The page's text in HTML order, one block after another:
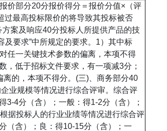
价部分20分报价得分＝报价分值×（评
过最高投标限价的将导致其投标被否
案及响应40分投标人所提供产品的技
及要求”中所规定的要求。1）其中标
任一关键技术参数的偏离，本项不得
，低于招标文件要求，有一项减3分；
的，本项不得分。(三)、商务部分40
业规模等情况进行综合评审。综合评
3-4分（含）；一般：得1-2分（含）；
据投标人的行业业绩等情况进行综合评
（含）；良：得10-15分（含）；一